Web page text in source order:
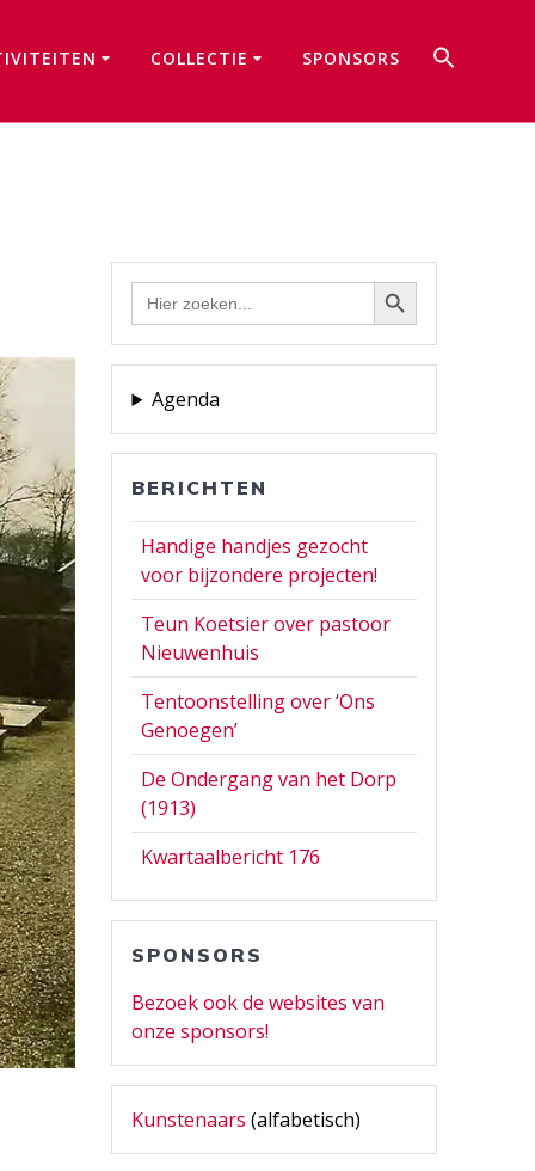
COLLECTIE SPONSORS
Zoek
naar:
Zoekknop
Agenda
BERICHTEN
Handige handjes gezocht
voor bijzondere projecten!
Teun Koetsier over pastoor
Nieuwenhuis
Tentoonstelling over ‘Ons
Genoegen’
De Ondergang van het Dorp
(1913)
Kwartaalbericht 176
SPONSORS
Bezoek ook de websites van
onze sponsors!
Kunstenaars (alfabetisch)